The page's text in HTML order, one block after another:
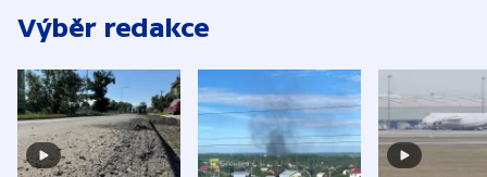
Výběr redakce